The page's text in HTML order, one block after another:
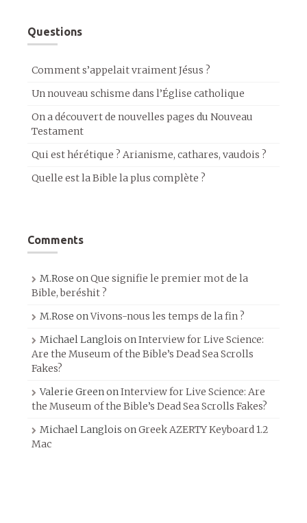
Questions
Comment s’appelait vraiment Jésus ?
Un nouveau schisme dans l’Église catholique
On a découvert de nouvelles pages du Nouveau
Testament
Qui est hérétique ? Arianisme, cathares, vaudois ?
Quelle est la Bible la plus complète ?
Comments
M.Rose onQue signifie le premier mot de la
Bible, beréshit ?
M.Rose onVivons-nous les temps de la fin ?
Michael Langlois onInterview for Live Science:
Are the Museum of the Bible’s Dead Sea Scrolls
Fakes?
Valerie GreenonInterview for Live Science: Are
the Museum of the Bible’s Dead Sea Scrolls Fakes?
Michael Langlois onGreek AZERTY Keyboard 1.2
Mac